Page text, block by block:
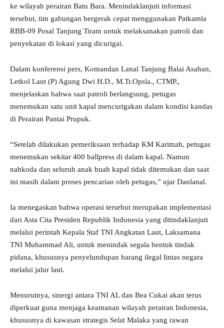
ke wilayah perairan Batu Bara. Menindaklanjuti informasi
tersebut, tim gabungan bergerak cepat menggunakan Patkamla
RBB-09 Posal Tanjung Tiram untuk melaksanakan patroli dan
penyekatan di lokasi yang dicurigai.
Dalam konferensi pers, Komandan Lanal Tanjung Balai Asahan,
Letkol Laut (P) Agung Dwi H.D., M.Tr.Opsla., CTMP.,
menjelaskan bahwa saat patroli berlangsung, petugas
menemukan satu unit kapal mencurigakan dalam kondisi kandas
di Perairan Pantai Prupuk.
“Setelah dilakukan pemeriksaan terhadap KM Karimah, petugas
menemukan sekitar 400 ballpress di dalam kapal. Namun
nahkoda dan seluruh anak buah kapal tidak ditemukan dan saat
ini masih dalam proses pencarian oleh petugas,” ujar Danlanal.
Ia menegaskan bahwa operasi tersebut merupakan implementasi
dari Asta Cita Presiden Republik Indonesia yang ditindaklanjuti
melalui perintah Kepala Staf TNI Angkatan Laut, Laksamana
TNI Muhammad Ali, untuk menindak segala bentuk tindak
pidana, khususnya penyelundupan barang ilegal lintas negara
melalui jalur laut.
Menurutnya, sinergi antara TNI AL dan Bea Cukai akan terus
diperkuat guna menjaga keamanan wilayah perairan Indonesia,
khususnya di kawasan strategis Selat Malaka yang rawan